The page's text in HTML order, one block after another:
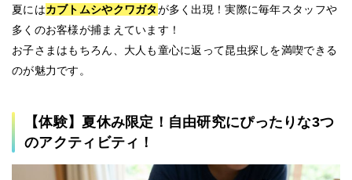
夏にはカブトムシやクワガタが多く出現！実際に毎年スタッフや
多くのお客様が捕まえています！
お子さまはもちろん、大人も童心に返って昆虫探しを満喫できる
のが魅力です。
【体験】夏休み限定！自由研究にぴったりな3つ
のアクティビティ！